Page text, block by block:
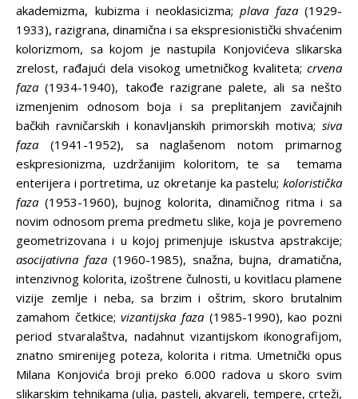
akademizma, kubizma i neoklasicizma; plava faza (1929-
1933), razigrana, dinamična i sa ekspresionistički shvaćenim
kolorizmom, sa kojom je nastupila Konjovićeva slikarska
zrelost, rađajući dela visokog umetničkog kvaliteta; crvena
faza (1934-1940), takođe razigrane palete, ali sa nešto
izmenjenim odnosom boja i sa preplitanjem zavičajnih
bačkih ravničarskih i konavljanskih primorskih motiva; siva
faza (1941-1952), sa naglašenom notom primarnog
eskpresionizma, uzdržanijim koloritom, te sa temama
enterijera i portretima, uz okretanje ka pastelu; koloristička
faza (1953-1960), bujnog kolorita, dinamičnog ritma i sa
novim odnosom prema predmetu slike, koja je povremeno
geometrizovana i u kojoj primenjuje iskustva apstrakcije;
asocijativna faza(1960-1985), snažna, bujna, dramatična,
intenzivnog kolorita, izoštrene čulnosti, u kovitlacu plamene
vizije zemlje i neba, sa brzim i oštrim, skoro brutalnim
zamahom četkice;vizantijska faza (1985-1990), kao pozni
period stvaralaštva, nadahnut vizantijskom ikonografijom,
znatno smirenijeg poteza, kolorita i ritma. Umetnički opus
Milana Konjovića broji preko 6.000 radova u skoro svim
slikarskim tehnikama (ulja, pasteli, akvareli, tempere, crteži,